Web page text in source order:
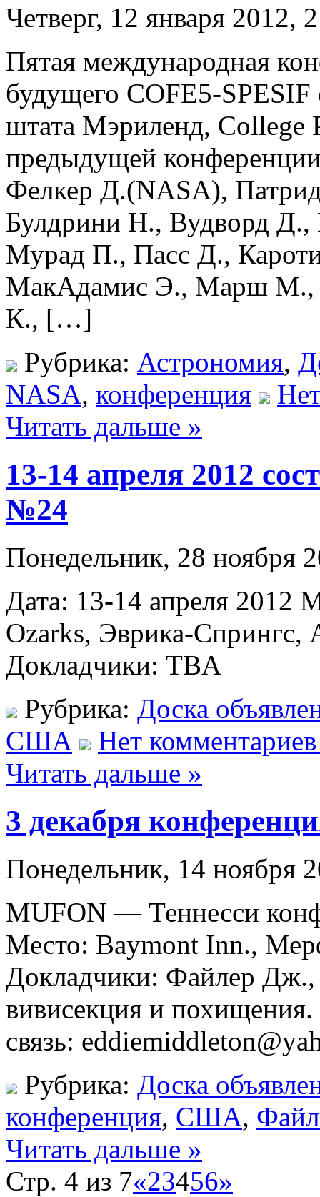
Четверг, 12 января 2012,
Пятая международная
будущего COFE5-SPESIF
штата Мэриленд, College
предыдущей
Фелкер Д.(NASA),
Булдрини Н., Вудворд
Мурад П., Пасс Д.,
МакАдамис Э., Марш М.,
К., […]
Рубрика: Астрономия,
NASA, конференция
Читать дальше »
13-14 апреля 2012
№24
Понедельник, 28 ноября
Дата: 13-14 апреля 2012
Ozarks, Эврика-
Докладчики: TBA
Рубрика: Доска
США
Нет
Читать дальше »
3 декабря
Понедельник, 14 ноября
MUFON — Теннесси
Место: Baymont Inn.,
Докладчики: Файлер
вивисекция и похищения.
связь:
Рубрика: Доска
конференция, США,
Читать дальше »
Стр. 4 из 7«23456»